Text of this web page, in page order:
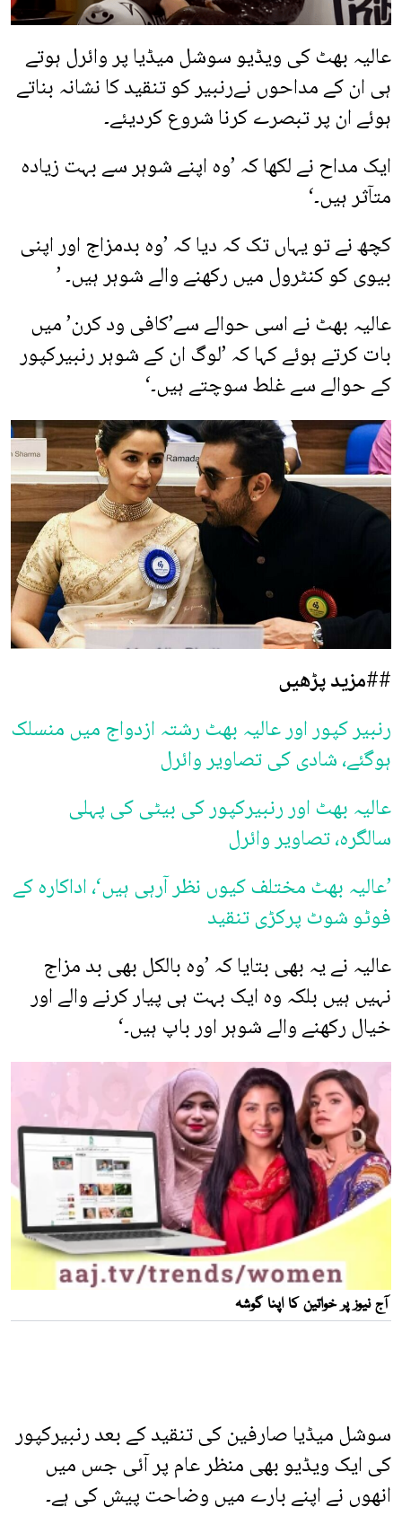
عالیہ بھٹ کی ویڈیو سوشل میڈیا پر وائرل ہوتے
ہی ان کے مداحوں نےرنبیر کو تنقید کا نشانہ بناتے
ہوئے ان پر تبصرے کرنا شروع کردیئے۔
ایک مداح نے لکھا کہ ’وہ اپنے شوہر سے بہت زیادہ
متآثر ہیں۔‘
کچھ نے تو یہاں تک کہ دیا کہ ’وہ بدمزاج اور اپنی
بیوی کو کنٹرول میں رکھنے والے شوہر ہیں۔ ’
عالیہ بھٹ نے اسی حوالے سے’کافی ود کرن’ میں
بات کرتے ہوئے کہا کہ ’لوگ ان کے شوہر رنبیرکپور
کے حوالے سے غلط سوچتے ہیں۔‘
##مزید پڑھیں
رنبیر کپور اور عالیہ بھٹ رشتہ ازدواج میں منسلک
ہوگئے، شادی کی تصاویر وائرل
عالیہ بھٹ اور رنبیرکپور کی بیٹی کی پہلی
سالگرہ، تصاویر وائرل
’عالیہ بھٹ مختلف کیوں نظر آرہی ہیں‘، اداکارہ کے
فوٹو شوٹ پرکڑی تنقید
عالیہ نے یہ بھی بتایا کہ ’وہ بالکل بھی بد مزاج
نہیں ہیں بلکہ وہ ایک بہت ہی پیار کرنے والے اور
خیال رکھنے والے شوہر اور باپ ہیں۔‘
سوشل میڈیا صارفین کی تنقید کے بعد رنبیرکپور
کی ایک ویڈیو بھی منظر عام پر آئی جس میں
انھوں نے اپنے بارے میں وضاحت پیش کی ہے۔